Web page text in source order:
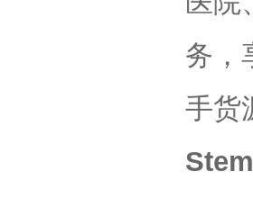
务，
手货